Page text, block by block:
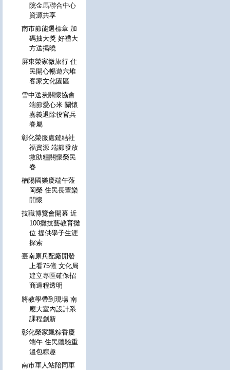
院金馬聯合中心
資源共享
南市節能選標章 加
碼抽大獎 好禮大
方送揭曉
屏東榮家微旅行 住
民開心暢遊六堆
客家文化園區
雪中送炭關懷協會
端節愛心米 關懷
嘉義退除役官兵
眷屬
彰化榮服處鏈結社
福資源 端節發放
救助糧關懷榮民
眷
楠陽國樂慶端午蒞
岡榮 住民長輩樂
開懷
技職博覽會開幕 近
100攤技藝教育攤
位 提供學子生涯
探索
臺南原兵配廠開發
上看75億 文化局
建立專區確保招
商過程透明
將教學帶到現場 南
應大室內設計系
課程創新
彰化榮家飄粽香慶
端午 住民體驗重
溫包粽趣
南市軍人站陪同軍